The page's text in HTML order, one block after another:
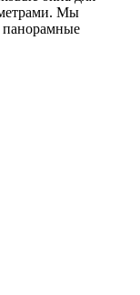
Мы
панорамные